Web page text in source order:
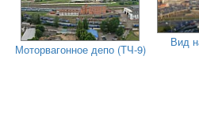
Моторвагонное депо (ТЧ-9)
Вид